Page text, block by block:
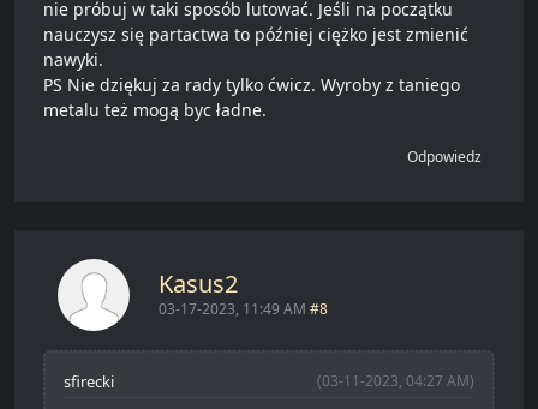
nie próbuj w taki sposób lutować. Jeśli na początku
nauczysz się partactwa to później ciężko jest zmienić
nawyki.
PS Nie dziękuj za rady tylko ćwicz. Wyroby z taniego
metalu też mogą byc ładne.
Odpowiedz
Kasus2
03-17-2023, 11:49 AM #8
(03-11-2023, 04:27 AM)
sfirecki